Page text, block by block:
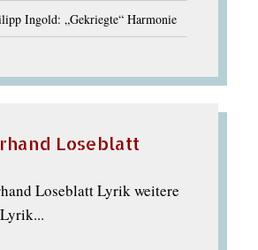
Ingold: „Gekriegte“ Harmonie
Loseblatt
weitere